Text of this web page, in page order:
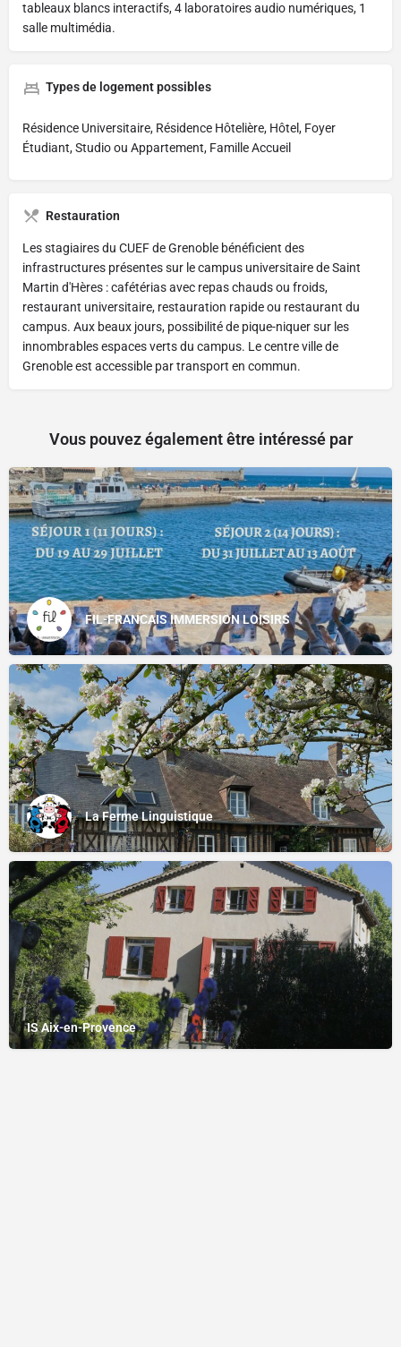
tableaux blancs interactifs, 4 laboratoires audio numériques, 1
salle multimédia.
Types de logement possibles
Résidence Universitaire, Résidence Hôtelière, Hôtel, Foyer
Étudiant, Studio ou Appartement, Famille Accueil
Restauration
Les stagiaires du CUEF de Grenoble bénéficient des
infrastructures présentes sur le campus universitaire de Saint
Martin d'Hères : cafétérias avec repas chauds ou froids,
restaurant universitaire, restauration rapide ou restaurant du
campus. Aux beaux jours, possibilité de pique-niquer sur les
innombrables espaces verts du campus. Le centre ville de
Grenoble est accessible par transport en commun.
Vous pouvez également être intéressé par
FIL-FRANCAIS IMMERSION LOISIRS
La Ferme Linguistique
IS Aix-en-Provence